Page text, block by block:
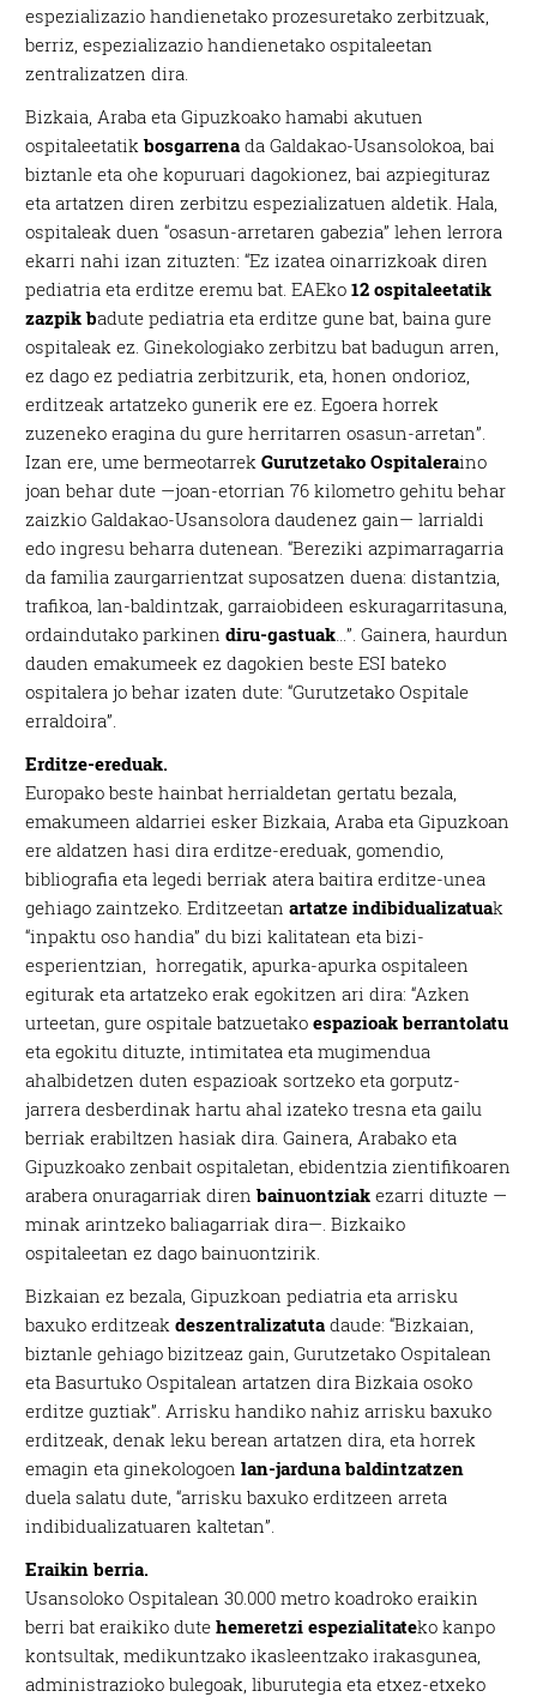
espezializazio handienetako prozesuretako zerbitzuak,
berriz, espezializazio handienetako ospitaleetan
zentralizatzen dira.
Bizkaia, Araba eta Gipuzkoako hamabi akutuen
ospitaleetatikbosgarrena da Galdakao-Usansolokoa, bai
biztanle eta ohe kopuruari dagokionez, bai azpiegituraz
eta artatzen diren zerbitzu espezializatuen aldetik. Hala,
ospitaleak duen “osasun-arretaren gabezia” lehen lerrora
ekarri nahi izan zituzten: “Ez izatea oinarrizkoak diren
pediatria eta erditze eremu bat. EAEko12 ospitaleetatik
zazpik badute pediatria eta erditze gune bat, baina gure
ospitaleak ez. Ginekologiako zerbitzu bat badugun arren,
ez dago ez pediatria zerbitzurik, eta, honen ondorioz,
erditzeak artatzeko gunerik ere ez. Egoera horrek
zuzeneko eragina du gure herritarren osasun-arretan”.
Izan ere, ume bermeotarrekGurutzetako Ospitaleraino
joan behar dute —joan-etorrian 76 kilometro gehitu behar
zaizkio Galdakao-Usansolora daudenez gain— larrialdi
edo ingresu beharra dutenean. “Bereziki azpimarragarria
da familia zaurgarrientzat suposatzen duena: distantzia,
trafikoa, lan-baldintzak, garraiobideen eskuragarritasuna,
ordaindutako parkinendiru-gastuak …”. Gainera, haurdun
dauden emakumeek ez dagokien beste ESI bateko
ospitalera jo behar izaten dute: “Gurutzetako Ospitale
erraldoira”.
Erditze-ereduak.
Europako beste hainbat herrialdetan gertatu bezala,
emakumeen aldarriei esker Bizkaia, Araba eta Gipuzkoan
ere aldatzen hasi dira erditze-ereduak, gomendio,
bibliografia eta legedi berriak atera baitira erditze-unea
gehiago zaintzeko. Erditzeetanartatze indibidualizatuak
“inpaktu oso handia” du bizi kalitatean eta bizi-
esperientzian, horregatik, apurka-apurka ospitaleen
egiturak eta artatzeko erak egokitzen ari dira: “Azken
urteetan, gure ospitale batzuetako espazioak berrantolatu
eta egokitu dituzte, intimitatea eta mugimendua
ahalbidetzen duten espazioak sortzeko eta gorputz-
jarrera desberdinak hartu ahal izateko tresna eta gailu
berriak erabiltzen hasiak dira. Gainera, Arabako eta
Gipuzkoako zenbait ospitaletan, ebidentzia zientifikoaren
arabera onuragarriak direnbainuontziak ezarri dituzte —
minak arintzeko baliagarriak dira—. Bizkaiko
ospitaleetan ez dago bainuontzirik.
Bizkaian ez bezala, Gipuzkoan pediatria eta arrisku
baxuko erditzeak deszentralizatuta daude: “Bizkaian,
biztanle gehiago bizitzeaz gain, Gurutzetako Ospitalean
eta Basurtuko Ospitalean artatzen dira Bizkaia osoko
erditze guztiak”. Arrisku handiko nahiz arrisku baxuko
erditzeak, denak leku berean artatzen dira, eta horrek
emagin eta ginekologoenlan-jarduna baldintzatzen
duela salatu dute, “arrisku baxuko erditzeen arreta
indibidualizatuaren kaltetan”.
Eraikin berria.
Usansoloko Ospitalean 30.000 metro koadroko eraikin
berri bat eraikiko dutehemeretzi espezialitateko kanpo
kontsultak, medikuntzako ikasleentzako irakasgunea,
administrazioko bulegoak, liburutegia eta etxez-etxeko